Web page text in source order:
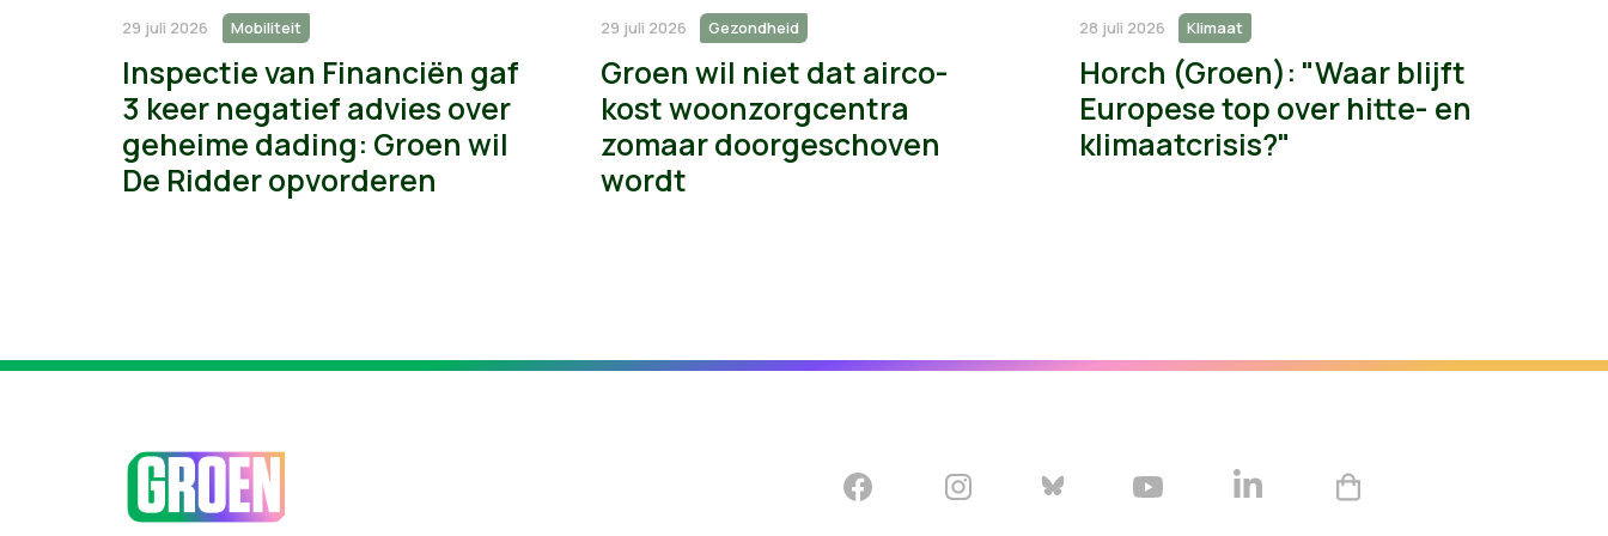
29 juli 2026 Mobiliteit
Inspectie van Financiën gaf
3 keer negatief advies over
geheime dading: Groen wil
De Ridder opvorderen
29 juli 2026 Gezondheid
Groen wil niet dat airco-
kost woonzorgcentra
zomaar doorgeschoven
wordt
28 juli 2026 Klimaat
Horch (Groen): "Waar blijft
Europese top over hitte- en
klimaatcrisis?"